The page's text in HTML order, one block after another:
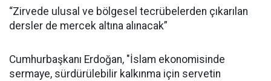
“Zirvede ulusal ve bölgesel tecrübelerden çıkarılan
dersler de mercek altına alınacak”
Cumhurbaşkanı Erdoğan, "İslam ekonomisinde
sermaye, sürdürülebilir kalkınma için servetin